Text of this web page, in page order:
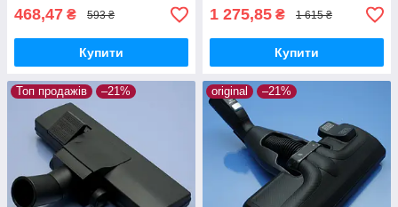
468,47 ₴ 593 ₴
Купити
1 275,85 ₴ 1 615 ₴
Купити
Топ продажів –21% original –21%